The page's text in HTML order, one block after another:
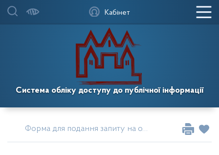
Система обліку доступу до публічної інформації
Кабінет
Форма для подання запиту на отримання публічної інформації